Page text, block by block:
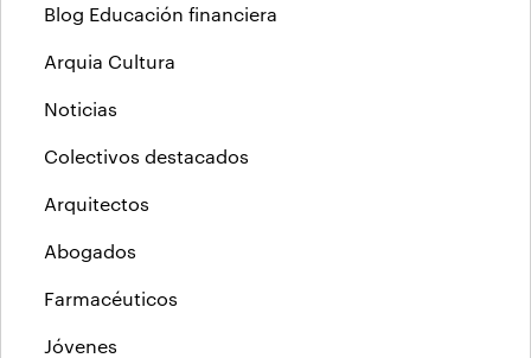
Blog Educación financiera
Arquia Cultura
Noticias
Colectivos destacados
Arquitectos
Abogados
Farmacéuticos
Jóvenes